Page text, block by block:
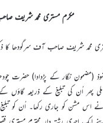
مکرم مستری محمد شریف
جنوبی میں احمدیت کا نفوذ (مضمون نگار کے
ملی پھر اُن کی تبلیغ کے ذریعہ
اس مشن کو جاری رکھا۔ اُن کو